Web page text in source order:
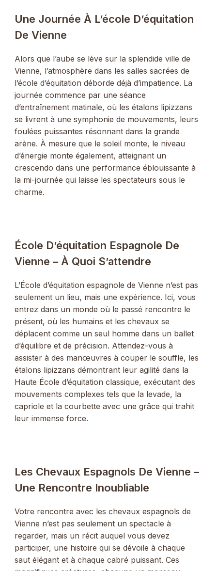
Une Journée À L’école D’équitation
De Vienne
Alors que l’aube se lève sur la splendide ville de
Vienne, l’atmosphère dans les salles sacrées de
l’école d’équitation déborde déjà d’impatience. La
journée commence par une séance
d’entraînement matinale, où les étalons lipizzans
se livrent à une symphonie de mouvements, leurs
foulées puissantes résonnant dans la grande
arène. À mesure que le soleil monte, le niveau
d’énergie monte également, atteignant un
crescendo dans une performance éblouissante à
la mi-journée qui laisse les spectateurs sous le
charme.
École D’équitation Espagnole De
Vienne – À Quoi S’attendre
L’École d’équitation espagnole de Vienne n’est pas
seulement un lieu, mais une expérience. Ici, vous
entrez dans un monde où le passé rencontre le
présent, où les humains et les chevaux se
déplacent comme un seul homme dans un ballet
d’équilibre et de précision. Attendez-vous à
assister à des manœuvres à couper le souffle, les
étalons lipizzans démontrant leur agilité dans la
Haute École d’équitation classique, exécutant des
mouvements complexes tels que la levade, la
capriole et la courbette avec une grâce qui trahit
leur immense force.
Les Chevaux Espagnols De Vienne –
Une Rencontre Inoubliable
Votre rencontre avec les chevaux espagnols de
Vienne n’est pas seulement un spectacle à
regarder, mais un récit auquel vous devez
participer, une histoire qui se dévoile à chaque
saut élégant et à chaque cabré puissant. Ces